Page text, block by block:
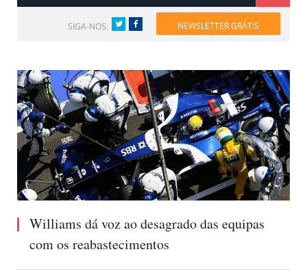
SIGA-NOS: TwitterFacebook NEWSLETTER GRÁTIS
Williams dá voz ao desagrado das equipas
com os reabastecimentos